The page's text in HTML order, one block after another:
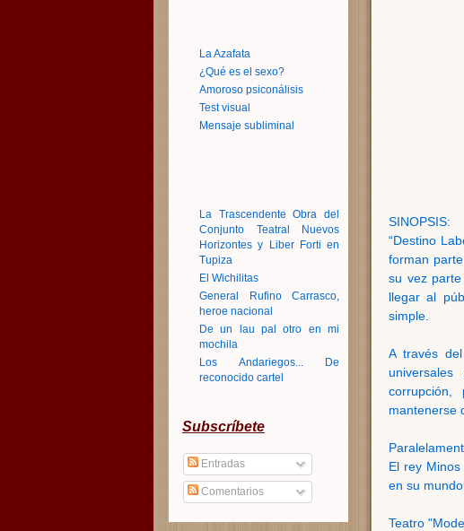
La Azafata
¿Qué es el sexo?
Amoroso psiconálisis
Test visual
Mensaje subliminal
La Trascendente Obra del
Conjunto Teatral Nuevos
Horizontes y Liber Forti en
Tupiza
El Wichilitas
General Rufino Carrasco,
heroe nacional
De un lau pal otro en mi
mochila
Los Andariegos... De
reconocido cartel
Subscríbete
Entradas
Comentarios
SINOPSIS:
“Destino
forman
su vez
llegar al
simple.
A través
mantenerse
El rey
en su
Teatro